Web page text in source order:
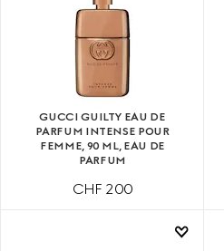
GUCCI GUILTY EAU DE
PARFUM INTENSE POUR
FEMME, 90 ML, EAU DE
PARFUM
CHF 200